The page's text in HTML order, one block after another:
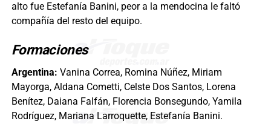
alto fue Estefanía Banini, peor a la mendocina le faltó
compañía del resto del equipo.
Formaciones
Argentina: Vanina Correa, Romina Núñez, Miriam
Mayorga, Aldana Cometti, Celste Dos Santos, Lorena
Benítez, Daiana Falfán, Florencia Bonsegundo, Yamila
Rodríguez, Mariana Larroquette, Estefanía Banini.